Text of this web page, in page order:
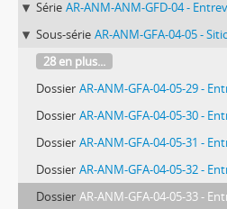
Série AR-ANM-ANM-GFD-04 -
Sous-série AR-ANM-GFA-04-05 -
28 en plus...
Dossier AR-ANM-GFA-04-05-29 -
Dossier AR-ANM-GFA-04-05-30 -
Dossier AR-ANM-GFA-04-05-31 - Entrevista
Dossier AR-ANM-GFA-04-05-32 -
Dossier AR-ANM-GFA-04-05-33 -